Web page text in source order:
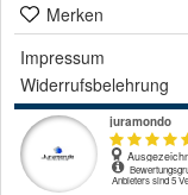
Merken
Impressum
Widerrufsbelehrung